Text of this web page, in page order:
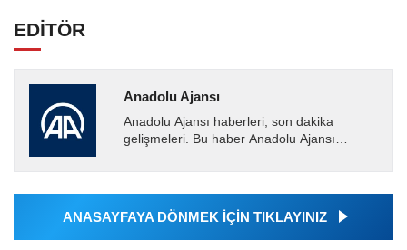
EDİTÖR
Anadolu Ajansı
Anadolu Ajansı haberleri, son dakika
gelişmeleri. Bu haber Anadolu Ajansı
tarafından geçilen tüm...
ANASAYFAYA DÖNMEK İÇİN TIKLAYINIZ